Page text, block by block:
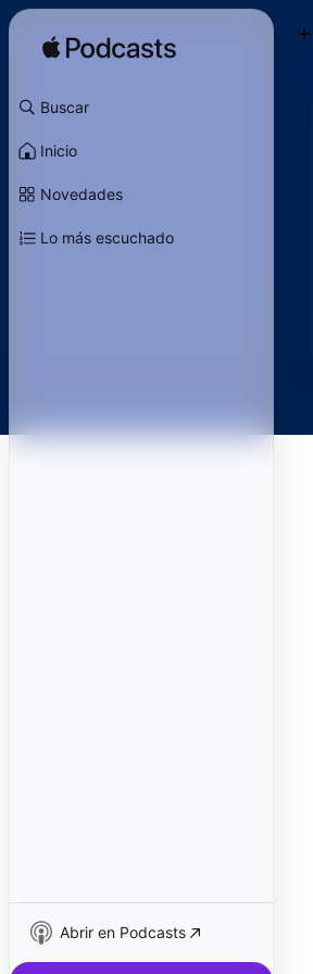
Buscar
Inicio
Novedades
Lo más escuchado
Abrir en Podcasts